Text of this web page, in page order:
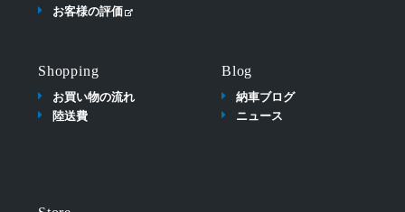
お客様の評価
Shopping
お買い物の流れ
陸送費
Blog
納車ブログ
ニュース